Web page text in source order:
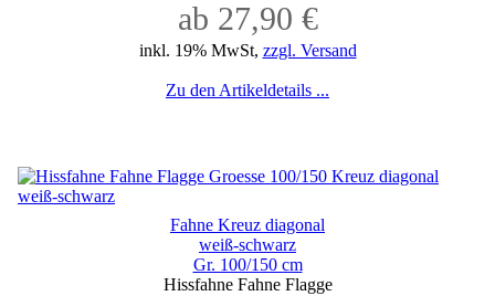
ab 27,90 €
inkl. 19% MwSt, zzgl. Versand
Zu den Artikeldetails ...
Fahne Kreuz diagonal
weiß-schwarz
Gr. 100/150 cm
Hissfahne Fahne Flagge